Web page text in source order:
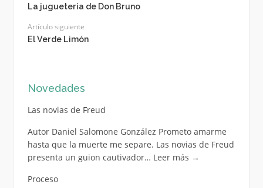
La jugueteria de Don Bruno
Artículo siguiente
El Verde Limón
Novedades
Las novias de Freud
Autor Daniel Salomone González Prometo amarme
hasta que la muerte me separe. Las novias de Freud
presenta un guion cautivador… Leer más →
Proceso